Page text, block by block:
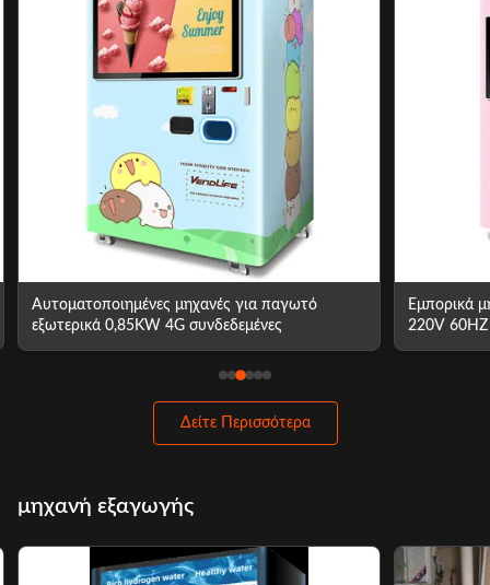
Αυτοματοποιημένες μηχανές για παγωτό
εξωτερικά 0,85KW 4G συνδεδεμένες
Εμπορικά
220V
Δείτε Περισσότερα
μηχανή εξαγωγής